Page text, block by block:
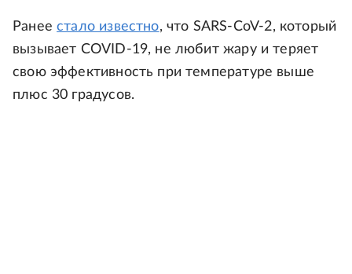
Ранеестало известно, что SARS-CoV-2, который
вызывает COVID-19, не любит жару и теряет
свою эффективность при температуре выше
плюс 30 градусов.